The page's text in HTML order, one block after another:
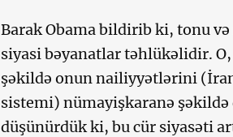
Barak Obama bildirib ki, tonu
siyasi bəyanatlar təhlükəlidir.
şəkildə onun nailiyyətlərini
sistemi) nümayişkaranə şəkildə
düşünürdük ki, bu cür siyasəti